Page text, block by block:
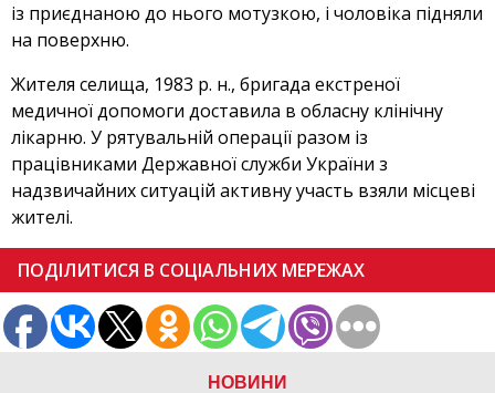
НОВИНИ
із приєднаною до нього мотузкою, і чоловіка підняли
на поверхню.
Жителя селища, 1983 р. н., бригада екстреної
медичної допомоги доставила в обласну клінічну
лікарню. У рятувальній операції разом із
працівниками Державної служби України з
надзвичайних ситуацій активну участь взяли місцеві
жителі.
ПОДІЛИТИСЯ В СОЦІАЛЬНИХ МЕРЕЖАХ